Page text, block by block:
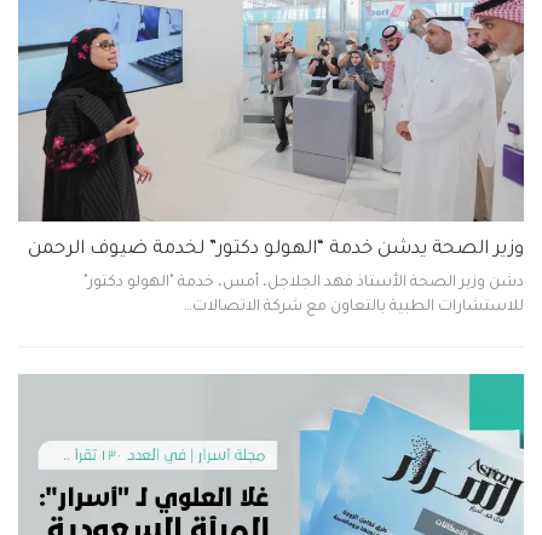
وزير الصحة يدشن خدمة “الهولو دكتور” لخدمة ضيوف الرحمن
دشن وزير الصحة الأستاذ فهد الجلاجل، أمس، خدمة "الهولو دكتور"
للاستشارات الطبية بالتعاون مع شركة الاتصالات…